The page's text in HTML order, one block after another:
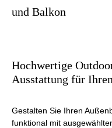
und Balkon
Hochwertige
Ausstattung für
Gestalten Sie Ihren
funktional mit